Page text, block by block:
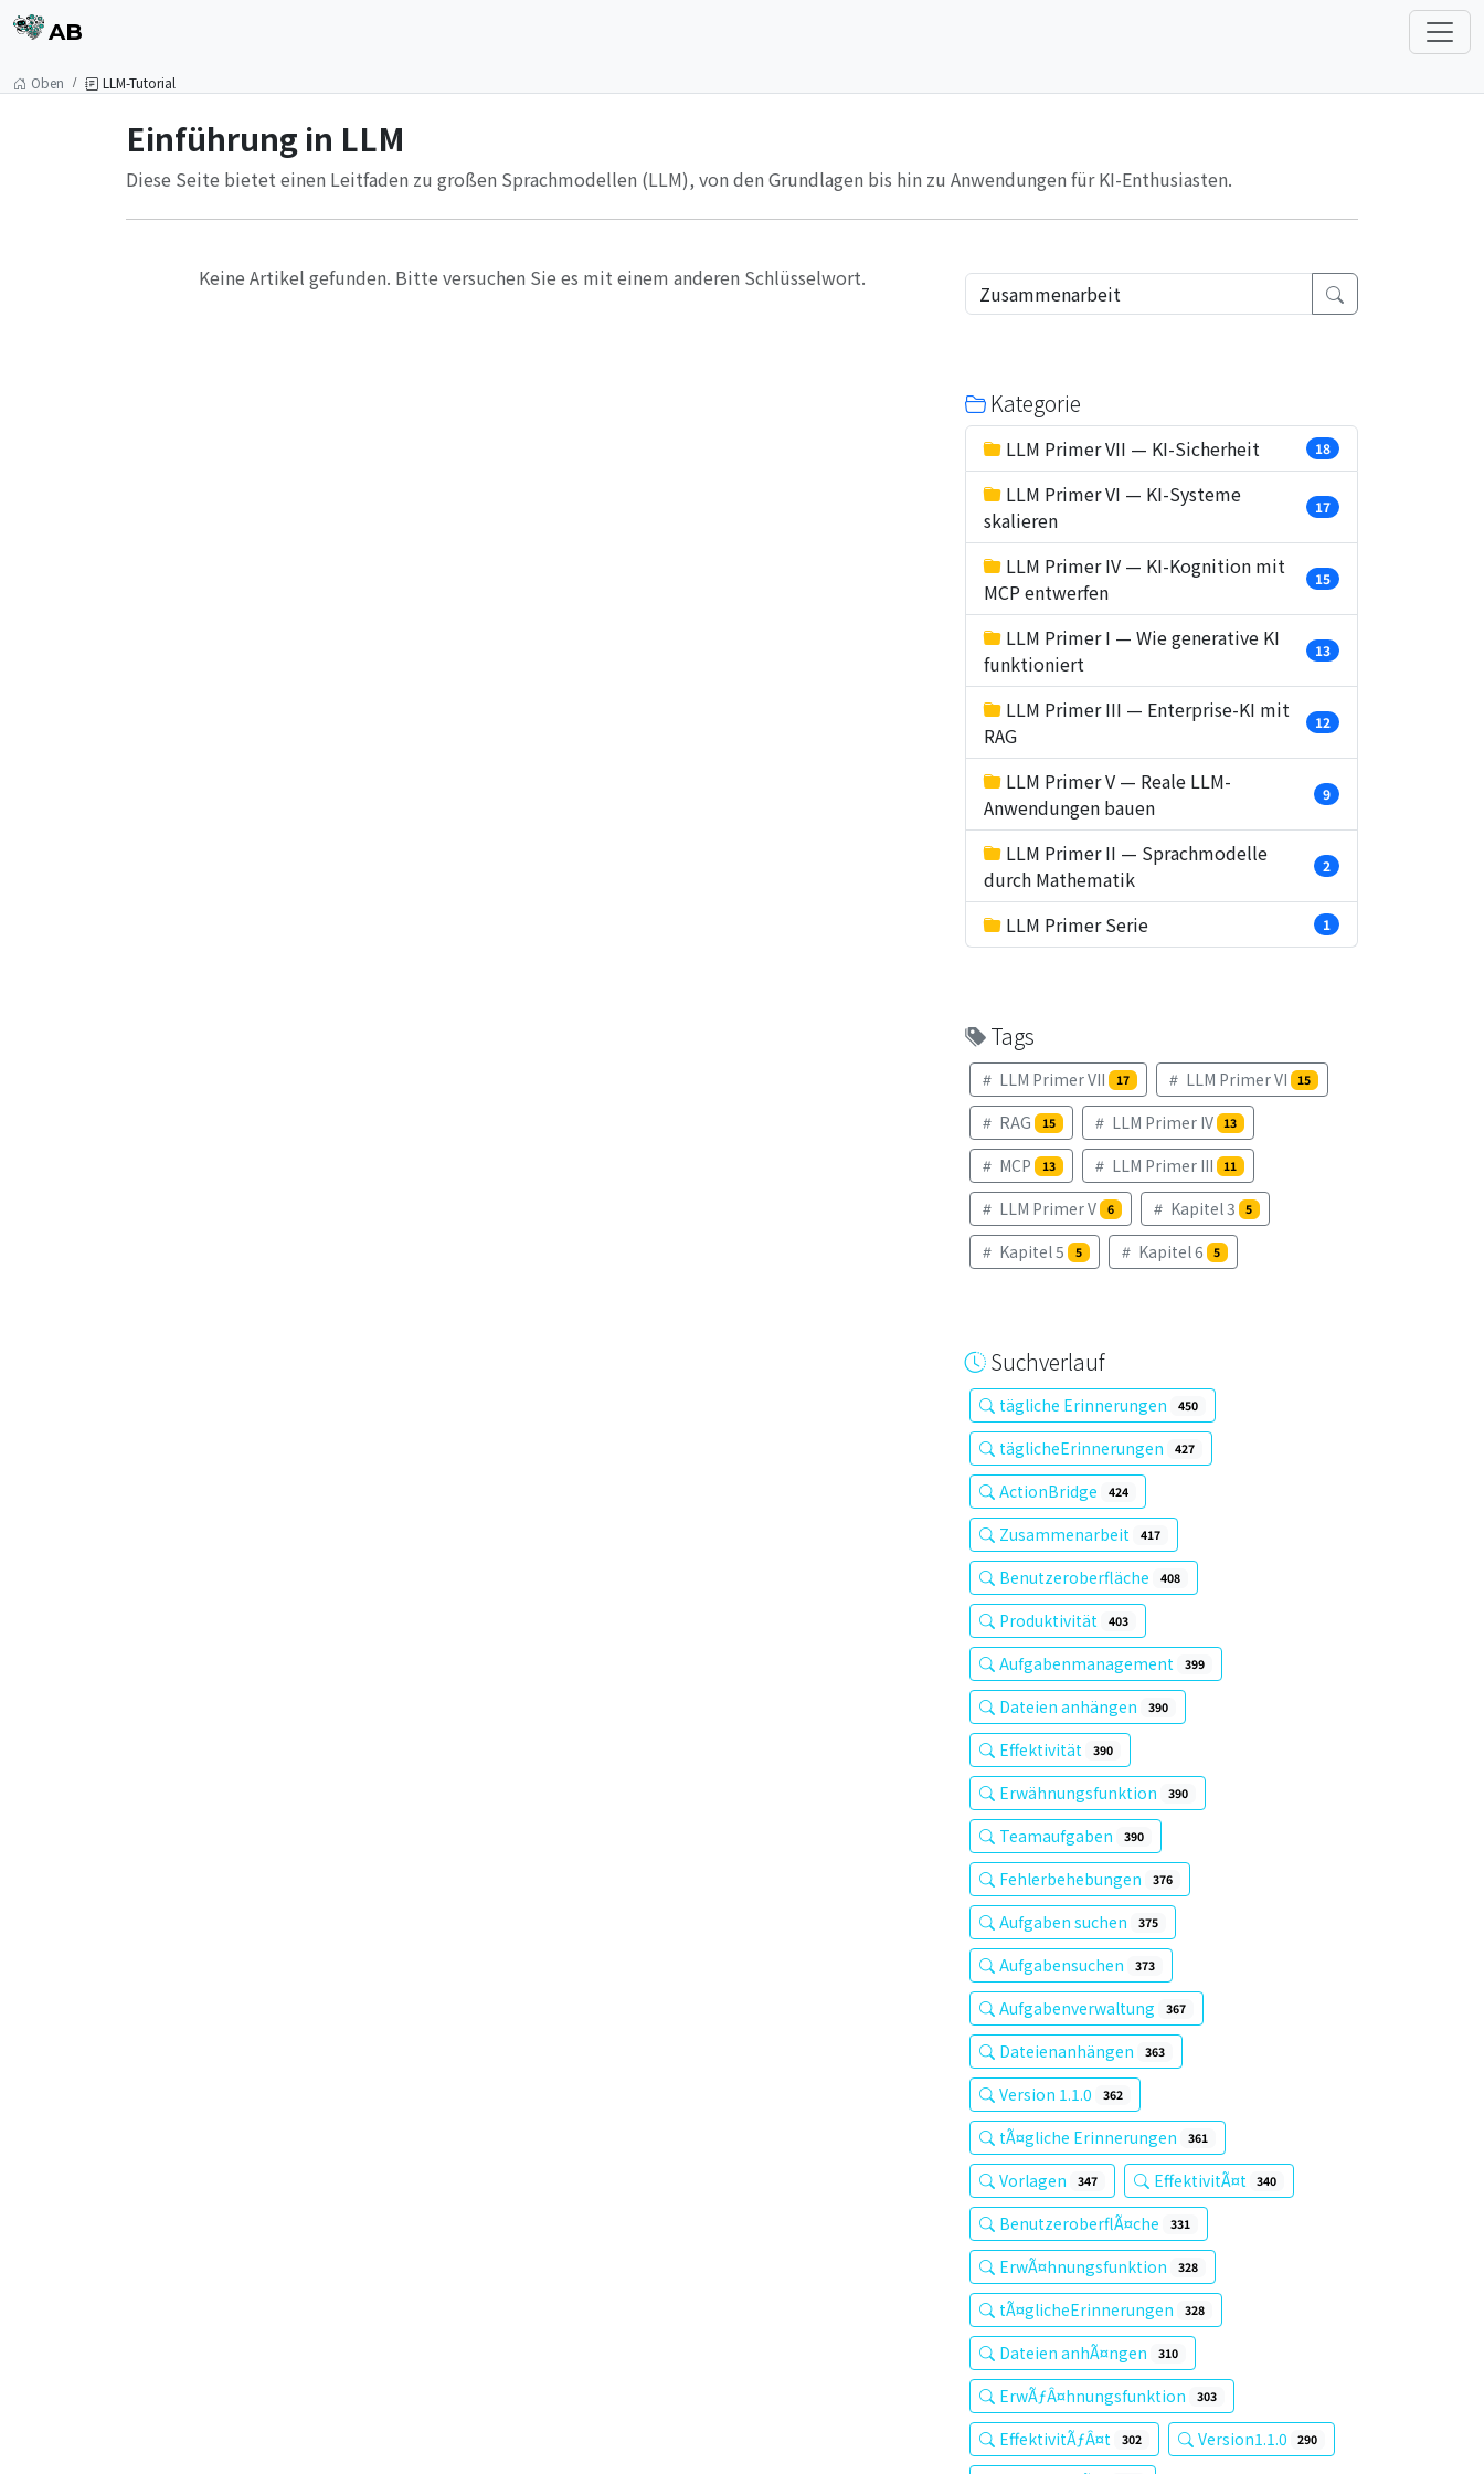
AB
Oben LLM-Tutorial
Einführung in LLM
Diese Seite bietet einen Leitfaden zu großen Sprachmodellen (LLM), von den Grundlagen bis hin zu Anwendungen für KI-Enthusiasten.
Keine Artikel gefunden. Bitte versuchen Sie es mit einem anderen Schlüsselwort.
Kategorie
LLM Primer VII — KI-Sicherheit 18
LLM Primer VI — KI-Systeme
skalieren
17
LLM Primer IV — KI-Kognition mit
MCP entwerfen
15
LLM Primer I — Wie generative KI
funktioniert
13
LLM Primer III — Enterprise-KI mit
RAG
12
LLM Primer V — Reale LLM-
Anwendungen bauen
9
LLM Primer II — Sprachmodelle
durch Mathematik
2
LLM Primer Serie 1
Tags
LLM Primer VII 17 LLM Primer VI 15
RAG 15 LLM Primer IV 13
MCP 13 LLM Primer III 11
LLM Primer V 6 Kapitel 3 5
Kapitel 5 5 Kapitel 6 5
Suchverlauf
tägliche Erinnerungen 450
täglicheErinnerungen 427
ActionBridge 424
Zusammenarbeit 417
Benutzeroberfläche 408
Produktivität 403
Aufgabenmanagement 399
Dateien anhängen 390
Effektivität 390
Erwähnungsfunktion 390
Teamaufgaben 390
Fehlerbehebungen 376
Aufgaben suchen 375
Aufgabensuchen 373
Aufgabenverwaltung 367
Dateienanhängen 363
Version 1.1.0 362
tÃ¤gliche Erinnerungen 361
Vorlagen 347 EffektivitÃ¤t 340
BenutzeroberflÃ¤che 331
ErwÃ¤hnungsfunktion 328
tÃ¤glicheErinnerungen 328
Dateien anhÃ¤ngen 310
ErwÃƒÂ¤hnungsfunktion 303
EffektivitÃƒÂ¤t 302 Version1.1.0 290